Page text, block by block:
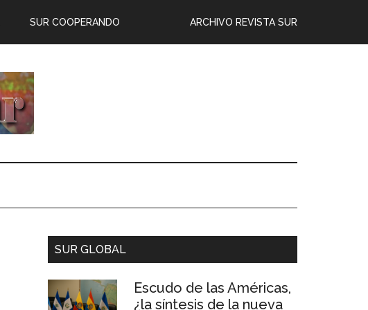
ARCHIVO REVISTA SUR
SUR COOPERANDO
SUR GLOBAL
Escudo de las Américas,
¿la síntesis de la nueva